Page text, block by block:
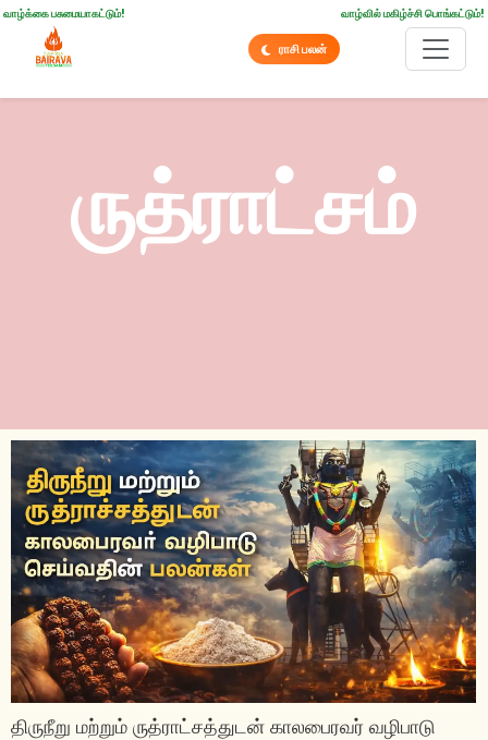
வாழ்க்கை பசுமையாகட்டும்! வாழ்வில் மகிழ்ச்சி பொங்கட்டும்!
ராசி பலன்
ருத்ராட்சம்
திருநீறு மற்றும் ருத்ராட்சத்துடன் காலபைரவர் வழிபாடு